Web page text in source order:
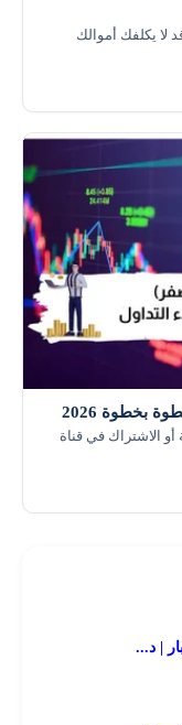
لا يكلفك أموالك
بخطوة 2026
أو الاشتراك في قناة
| د...